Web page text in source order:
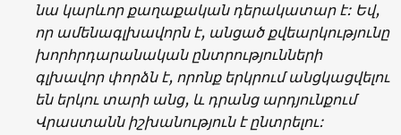
նա կարևոր քաղաքական դերակատար է: Եվ,
որ ամենագլխավորն է, անցած քվեարկությունը
խորհրդարանական ընտրությունների
գլխավոր փորձն է, որոնք երկրում անցկացվելու
են երկու տարի անց, և դրանց արդյունքում
Վրաստանն իշխանություն է ընտրելու: